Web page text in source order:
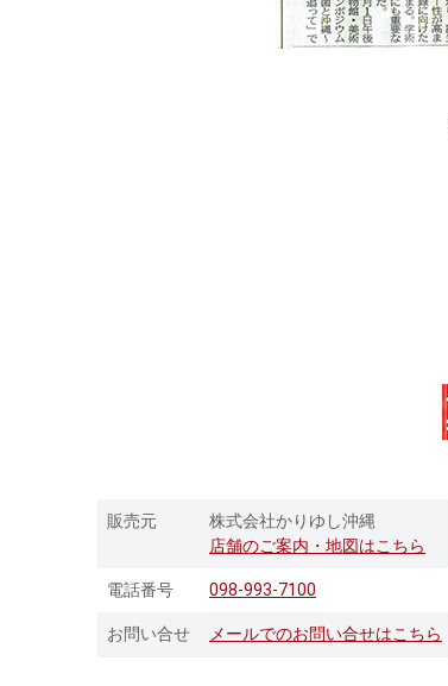
販売元
株式会社かりゆし沖縄
店舗のご案内・地図はこちら
電話番号 098-993-7100
お問い合せ メールでのお問い合せはこちら